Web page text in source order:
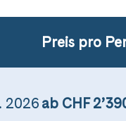
Preis pro
2026 ab CHF